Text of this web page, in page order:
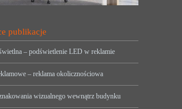
publikacje
– podświetlenie LED w reklamie
– reklama okolicznościowa
wizualnego wewnątrz budynku